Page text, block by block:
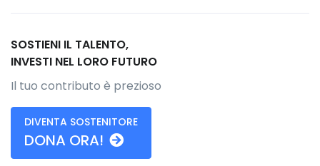
SOSTIENI IL TALENTO,
INVESTI NEL LORO FUTURO
Il tuo contributo è prezioso
DIVENTA SOSTENITORE
DONA ORA!